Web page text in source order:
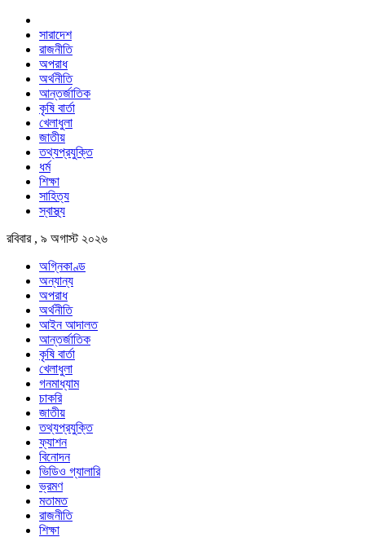
সারাদেশ
রাজনীতি
অপরাধ
অর্থনীতি
আন্তর্জাতিক
কৃষি বার্তা
খেলাধুলা
জাতীয়
তথ্যপ্রযুক্তি
ধর্ম
শিক্ষা
সাহিত্য
স্বাস্থ্য
রবিবার , ৯ অগাস্ট ২০২৬
অগ্নিকাণ্ড
অন্যান্য
অপরাধ
অর্থনীতি
আইন আদালত
আন্তর্জাতিক
কৃষি বার্তা
খেলাধুলা
গনমাধ্যাম
চাকরি
জাতীয়
তথ্যপ্রযুক্তি
ফ্যাশন
বিনোদন
ভিডিও গ্যালারি
ভ্রমণ
মতামত
রাজনীতি
শিক্ষা